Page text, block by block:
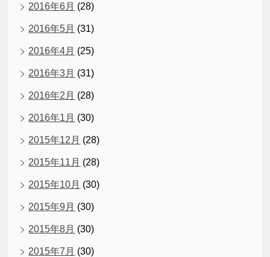
2016年6月 (28)
2016年5月 (31)
2016年4月 (25)
2016年3月 (31)
2016年2月 (28)
2016年1月 (30)
2015年12月 (28)
2015年11月 (28)
2015年10月 (30)
2015年9月 (30)
2015年8月 (30)
2015年7月 (30)